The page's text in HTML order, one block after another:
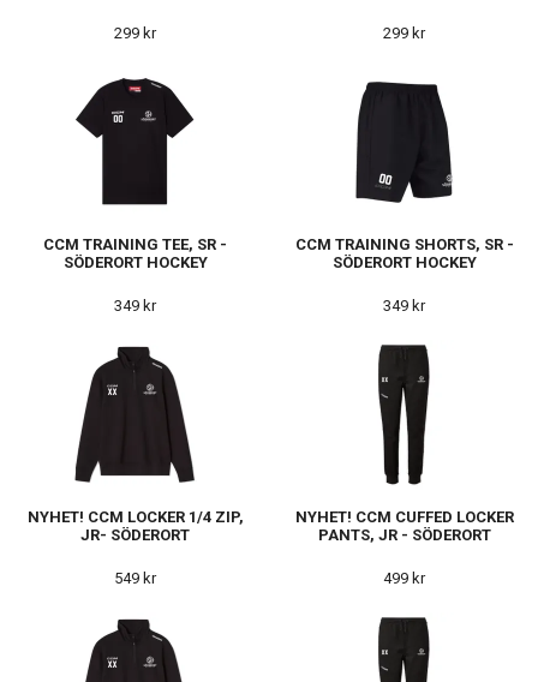
299 kr 299 kr
CCM TRAINING TEE, SR -
SÖDERORT HOCKEY
349 kr
CCM TRAINING SHORTS, SR -
SÖDERORT HOCKEY
349 kr
NYHET! CCM LOCKER 1/4 ZIP,
JR- SÖDERORT
549 kr
NYHET! CCM CUFFED LOCKER
PANTS, JR - SÖDERORT
499 kr